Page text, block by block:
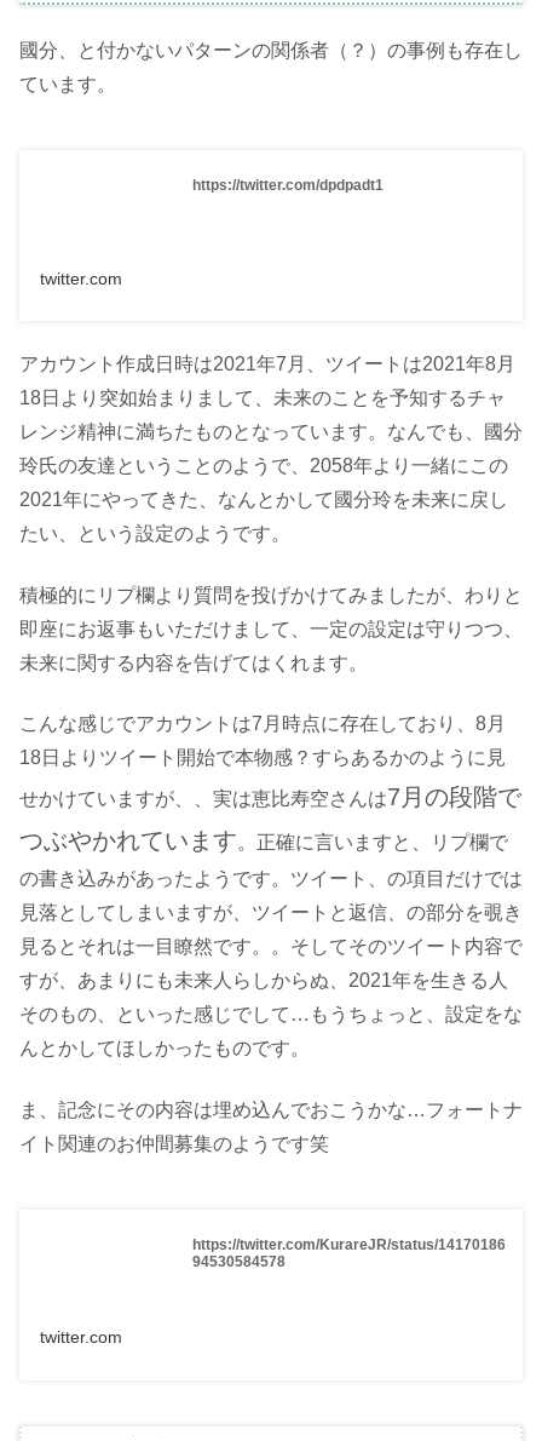
國分、と付かないパターンの関係者（？）の事例も存在し
ています。
https://twitter.com/dpdpadt1
twitter.com
アカウント作成日時は2021年7月、ツイートは2021年8月
18日より突如始まりまして、未来のことを予知するチャ
レンジ精神に満ちたものとなっています。なんでも、國分
玲氏の友達ということのようで、2058年より一緒にこの
2021年にやってきた、なんとかして國分玲を未来に戻し
たい、という設定のようです。
積極的にリプ欄より質問を投げかけてみましたが、わりと
即座にお返事もいただけまして、一定の設定は守りつつ、
未来に関する内容を告げてはくれます。
こんな感じでアカウントは7月時点に存在しており、8月
18日よりツイート開始で本物感？すらあるかのように見
せかけていますが、、実は恵比寿空さんは7月の段階で
つぶやかれています。正確に言いますと、リプ欄で
の書き込みがあったようです。ツイート、の項目だけでは
見落としてしまいますが、ツイートと返信、の部分を覗き
見るとそれは一目瞭然です。。そしてそのツイート内容で
すが、あまりにも未来人らしからぬ、2021年を生きる人
そのもの、といった感じでして…もうちょっと、設定をな
んとかしてほしかったものです。
ま、記念にその内容は埋め込んでおこうかな…フォートナ
イト関連のお仲間募集のようです笑
https://twitter.com/KurareJR/status/14170186
94530584578
twitter.com